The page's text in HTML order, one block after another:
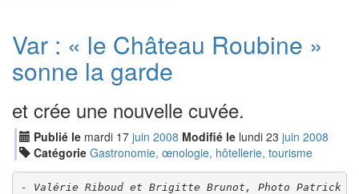
Var : « le Château Roubine »
sonne la garde
et crée une nouvelle cuvée.
Publié le mardi 17 juin 2008 Modifié le lundi 23 juin 2008
Catégorie Gastronomie, œnologie, hôtellerie, tourisme
- Valérie Riboud et Brigitte Brunot, Photo Patrick